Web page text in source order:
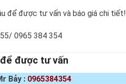
để được tư vấn và báo giá chi tiết!
0965 384 354
được tư vấn
Bảy : 0965384354